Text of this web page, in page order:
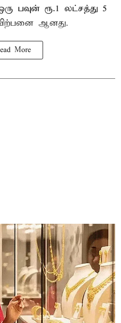
பவுன் ரூ.1 லட்சத்து 5
ஆனது.
More